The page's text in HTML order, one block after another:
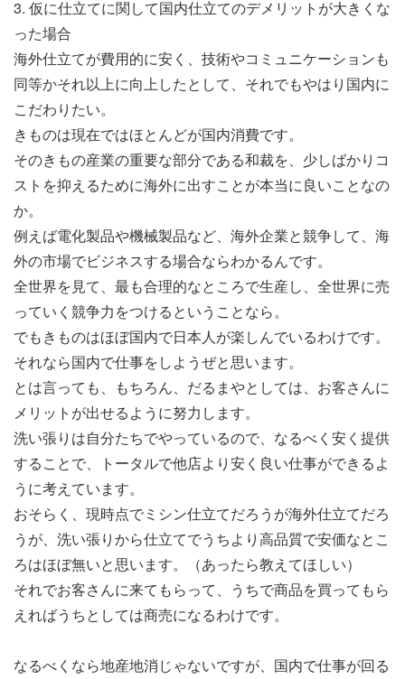
3. 仮に仕立てに関して国内仕立てのデメリットが大きくな
った場合
海外仕立てが費用的に安く、技術やコミュニケーションも
同等かそれ以上に向上したとして、それでもやはり国内に
こだわりたい。
きものは現在ではほとんどが国内消費です。
そのきもの産業の重要な部分である和裁を、少しばかりコ
ストを抑えるために海外に出すことが本当に良いことなの
か。
例えば電化製品や機械製品など、海外企業と競争して、海
外の市場でビジネスする場合ならわかるんです。
全世界を見て、最も合理的なところで生産し、全世界に売
っていく競争力をつけるということなら。
でもきものはほぼ国内で日本人が楽しんでいるわけです。
それなら国内で仕事をしようぜと思います。
とは言っても、もちろん、だるまやとしては、お客さんに
メリットが出せるように努力します。
洗い張りは自分たちでやっているので、なるべく安く提供
することで、トータルで他店より安く良い仕事ができるよ
うに考えています。
おそらく、現時点でミシン仕立てだろうが海外仕立てだろ
うが、洗い張りから仕立てでうちより高品質で安価なとこ
ろはほぼ無いと思います。（あったら教えてほしい）
それでお客さんに来てもらって、うちで商品を買ってもら
えればうちとしては商売になるわけです。
なるべくなら地産地消じゃないですが、国内で仕事が回る